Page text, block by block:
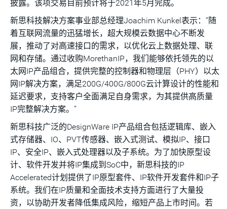
披露。该项交易目前预计将于2021年5月完成。
新思科技解决方案事业部总经理Joachim Kunkel表示：“随
着互联网流量的迅猛增长，超大规模云数据中心不断发
展，推动了对高速接口的需求，以优化云上数据处理、联
网和存储。通过收购MorethanIP，我们能够依托领先的以
太网IP产品组合，提供完整的控制器和物理层（PHY）以太
网IP解决方案，满足200G/400G/800G云计算设计的性能和
延迟要求，支持客户全面满足自身需求，为其提供高质量
IP完整解决方案。”
新思科技广泛的DesignWare IP产品组合包括逻辑库、嵌入
式存储器、IO、PVT传感器、嵌入式测试、模拟IP、接口
IP、安全IP、嵌入式处理器以及子系统。为了加快原型设
计、软件开发并将IP集成到SoC中，新思科技的IP
Accelerated计划提供了IP原型套件、IP软件开发套件和IP子
系统。我们在IP质量和全面技术支持方面进行了大量投
资，以协助开发者降低集成风险，缩短产品上市时间。若